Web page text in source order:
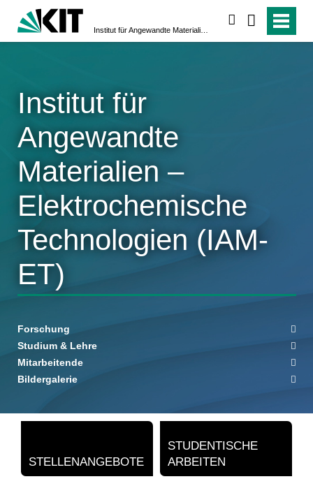
Institut für
Angewandte
Materialien –
Elektrochemische
Technologien (IAM-
ET)
Forschung
Studium & Lehre
Mitarbeitende
Bildergalerie
STELLENANGEBOTE
STUDENTISCHE
ARBEITEN